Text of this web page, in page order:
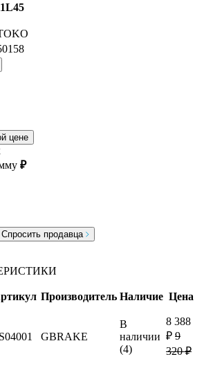
цене
₽
Спросить продавца
Производитель Наличие Цена
GBRAKE
В
наличии
(4)
8 388
₽ 9
320 ₽